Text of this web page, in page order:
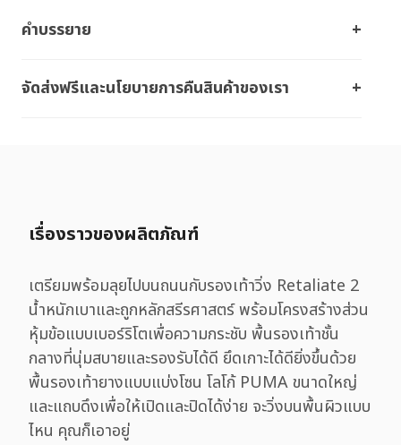
คำบรรยาย
จัดส่งฟรีและนโยบายการคืนสินค้าของเรา
เรื่องราวของผลิตภัณฑ์
เตรียมพร้อมลุยไปบนถนนกับรองเท้าวิ่ง Retaliate 2
น้ำหนักเบาและถูกหลักสรีรศาสตร์ พร้อมโครงสร้างส่วน
หุ้มข้อแบบเบอร์ริโตเพื่อความกระชับ พื้นรองเท้าชั้น
กลางที่นุ่มสบายและรองรับได้ดี ยึดเกาะได้ดียิ่งขึ้นด้วย
พื้นรองเท้ายางแบบแบ่งโซน โลโก้ PUMA ขนาดใหญ่
และแถบดึงเพื่อให้เปิดและปิดได้ง่าย จะวิ่งบนพื้นผิวแบบ
ไหน คุณก็เอาอยู่